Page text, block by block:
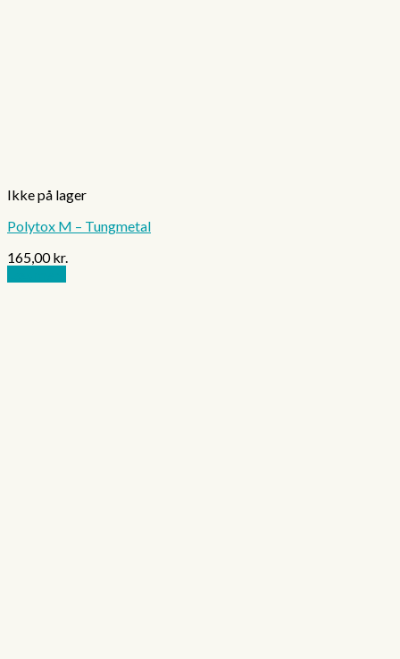
Ikke på lager
Polytox M – Tungmetal
165,00kr.